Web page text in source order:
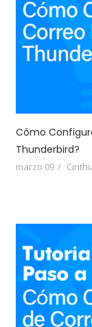
Cómo
Thunderbird?
marzo 09